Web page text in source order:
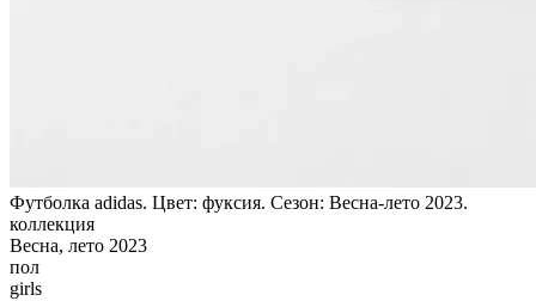
Футболка adidas. Цвет: фуксия. Сезон: Весна-лето 2023.
коллекция
Весна, лето 2023
пол
girls